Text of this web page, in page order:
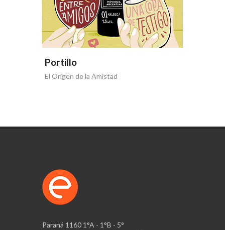
Portillo
El Origen de la Amistad
Paraná 1160 1°A - 1°B - 5°